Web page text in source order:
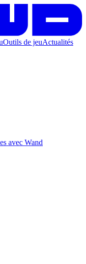
Outils de jeuActualités
avec Wand